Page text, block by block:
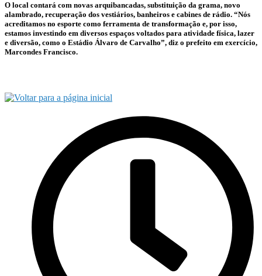
O local contará com novas arquibancadas, substituição da grama, novo
alambrado, recuperação dos vestiários, banheiros e cabines de rádio. “Nós
acreditamos no esporte como ferramenta de transformação e, por isso,
estamos investindo em diversos espaços voltados para atividade física, lazer
e diversão, como o Estádio Álvaro de Carvalho”, diz o prefeito em exercício,
Marcondes Francisco.